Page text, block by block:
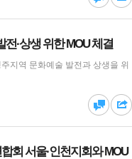
댓글 공유
댓글 공유
·상생 위한 MOU 체결
지역 문화예술 발전과 상생을 위
회 서울·인천지회와 MOU